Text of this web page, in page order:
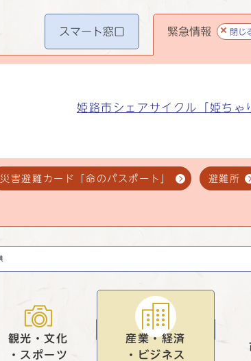
スマート窓口 緊急情報 閉じ
姫路市シェアサイクル「姫ちゃ
災害避難カード「命のパスポート」 避難所
観光・文化
・スポーツ
産業・経済
・ビジネス